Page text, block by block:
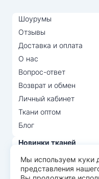
Шоурумы
Отзывы
Доставка и оплата
О нас
Вопрос-ответ
Возврат и обмен
Личный кабинет
Ткани оптом
Блог
Новинки тканей
Распродажа тканей
Лидеры продаж
Мы используем куки
представления